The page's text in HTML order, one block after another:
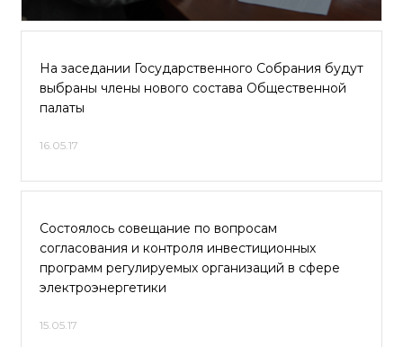
На заседании Государственного Собрания будут
выбраны члены нового состава Общественной
палаты
16.05.17
Состоялось совещание по вопросам
согласования и контроля инвестиционных
программ регулируемых организаций в сфере
электроэнергетики
15.05.17